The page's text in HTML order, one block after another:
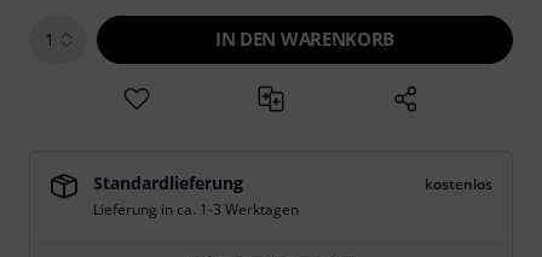
1 IN DEN WARENKORB
Standardlieferung
kostenlos
Lieferung in ca. 1-3 Werktagen